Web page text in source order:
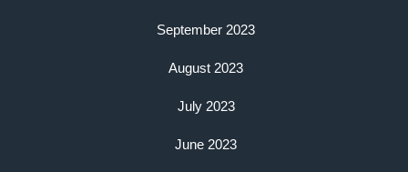
September 2023
August 2023
July 2023
June 2023